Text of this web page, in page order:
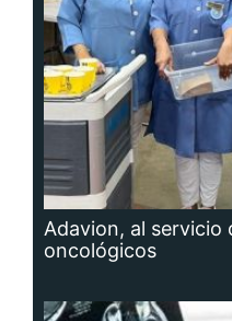
Adavion, al servicio
oncológicos